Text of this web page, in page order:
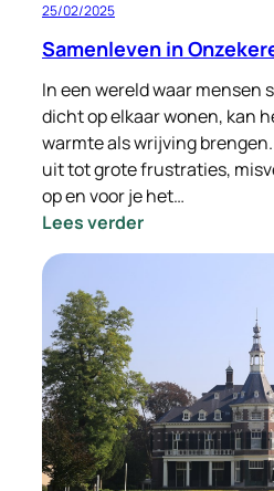
25/02/2025
Samenleven in
In een wereld waar mensen
dicht op elkaar wonen, kan
warmte als wrijving
uit tot grote frustraties,
op en voor je het…
Lees verder:
Samenleven